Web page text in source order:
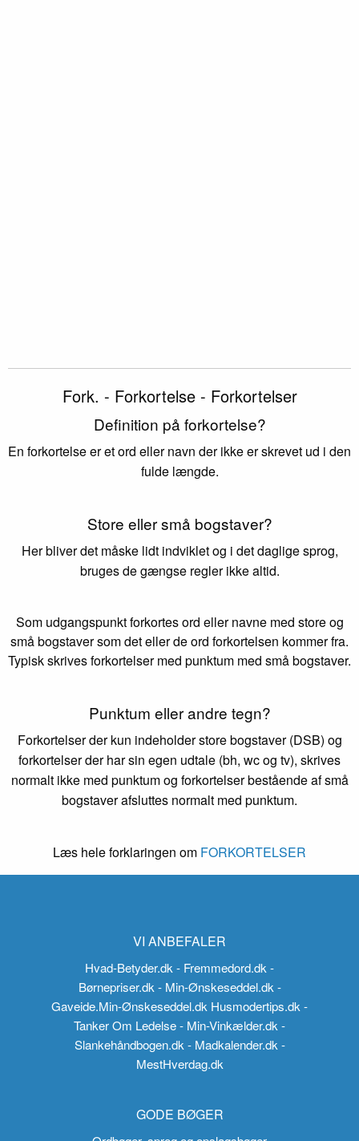
Fork. - Forkortelse - Forkortelser
Definition på forkortelse?
En forkortelse er et ord eller navn der ikke er skrevet ud i den
fulde længde.
Store eller små bogstaver?
Her bliver det måske lidt indviklet og i det daglige sprog,
bruges de gængse regler ikke altid.
Som udgangspunkt forkortes ord eller navne med store og
små bogstaver som det eller de ord forkortelsen kommer fra.
Typisk skrives forkortelser med punktum med små bogstaver.
Punktum eller andre tegn?
Forkortelser der kun indeholder store bogstaver (DSB) og
forkortelser der har sin egen udtale (bh, wc og tv), skrives
normalt ikke med punktum og forkortelser bestående af små
bogstaver afsluttes normalt med punktum.
Læs hele forklaringen om FORKORTELSER
VI ANBEFALER
Hvad-Betyder.dk- Fremmedord.dk-
Børnepriser.dk - Min-Ønskeseddel.dk -
Gaveide.Min-Ønskeseddel.dk Husmodertips.dk-
Tanker Om Ledelse- Min-Vinkælder.dk-
Slankehåndbogen.dk - Madkalender.dk -
MestHverdag.dk
GODE BØGER